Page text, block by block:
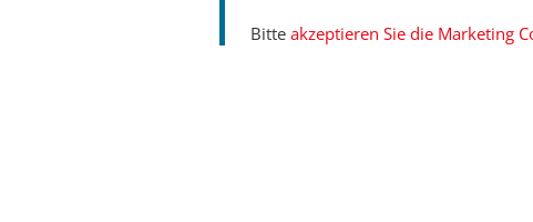
Bitte akzeptieren Sie die Marketing